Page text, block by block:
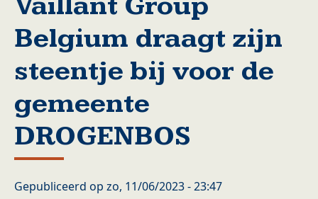
Belgium draagt zijn
steentje bij voor de
gemeente
DROGENBOS
Gepubliceerd op zo, 11/06/2023 - 23:47